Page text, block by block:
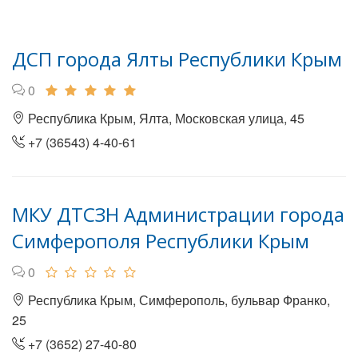
ДСП города Ялты Республики Крым
0
Республика Крым, Ялта, Московская улица, 45
+7 (36543) 4-40-61
МКУ ДТСЗН Администрации города
Симферополя Республики Крым
0
Республика Крым, Симферополь, бульвар Франко,
25
+7 (3652) 27-40-80